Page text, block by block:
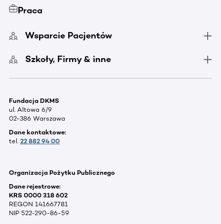
Praca
Wsparcie Pacjentów
Szkoły, Firmy & inne
Fundacja DKMS
ul. Altowa 6/9
02-386 Warszawa
Dane kontaktowe:
tel. 22 882 94 00
Organizacja Pożytku Publicznego
Dane rejestrowe:
KRS 0000 318 602
REGON 141667781
NIP 522-290-86-59